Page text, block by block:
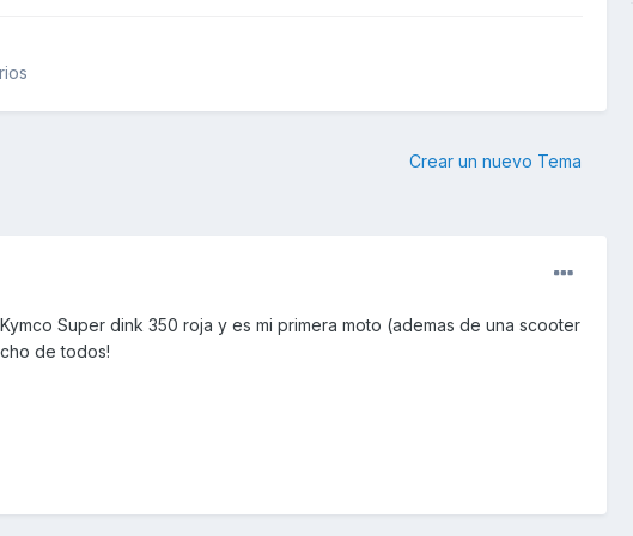
Crear un nuevo Tema
Super dink 350 roja y es mi primera moto (ademas de una scooter
de todos!